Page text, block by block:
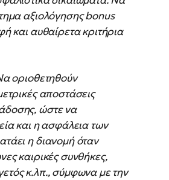
αξιολόγησης bonus
και αυθαίρετα κριτήρια
οριοθετηθούν
αποστάσεις
ώστε να
και η ασφάλεια των
η διανομή όταν
καιρικές συνθήκες,
κ.λπ., σύμφωνα με την